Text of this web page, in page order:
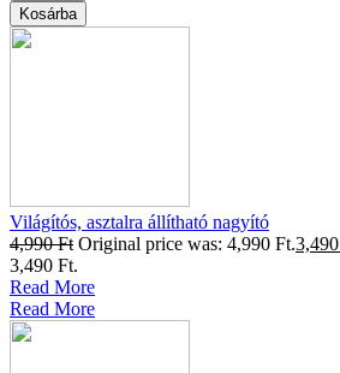
Kosárba
Világítós, asztalra állítható nagyító
4,990Ft Original price was: 4,990 Ft.3,490
3,490 Ft.
Read More
Read More